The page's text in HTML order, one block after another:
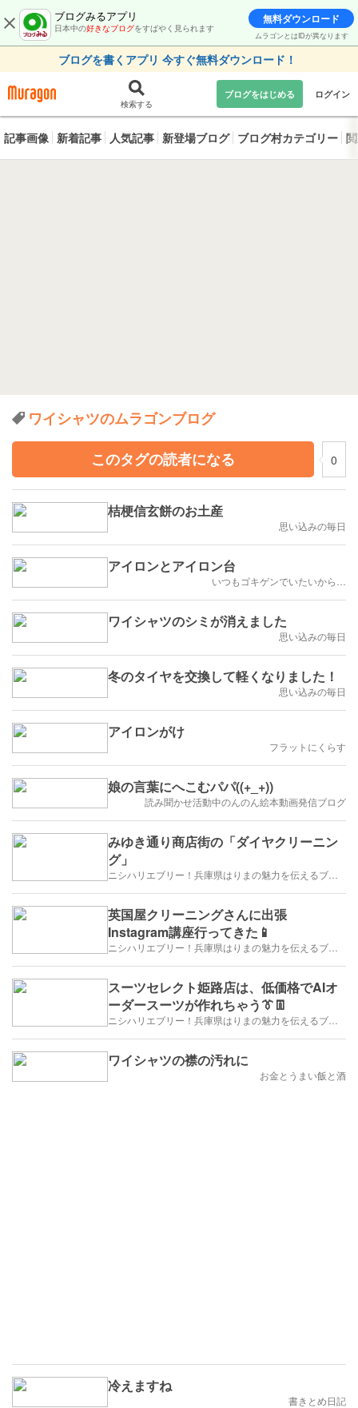
ブログみるアプリ
日本中の好きなブログをすばやく見られます
無料ダウンロード
ムラゴンとはIDが異なります
ブログを書くアプリ 今すぐ無料ダウンロード！
検索する
ブログをはじめる ログイン
記事画像 新着記事 人気記事 新登場ブログ ブログ村カテゴリー
ワイシャツのムラゴンブログ
このタグの読者になる
0
桔梗信玄餅のお土産
思い込みの毎日
アイロンとアイロン台
いつもゴキゲンでいたいから…
ワイシャツのシミが消えました
思い込みの毎日
冬のタイヤを交換して軽くなりました！
思い込みの毎日
アイロンがけ
フラットにくらす
娘の言葉にへこむパパ((+_+))
読み聞かせ活動中のんのん絵本動画発信ブログ
みゆき通り商店街の「ダイヤクリーニン
グ」
英国屋クリーニングさんに出張
Instagram講座行ってきた📱
スーツセレクト姫路店は、低価格でAIオ
ーダースーツが作れちゃう👔👖
ワイシャツの襟の汚れに
お金とうまい飯と酒
冷えますね
書きとめ日記